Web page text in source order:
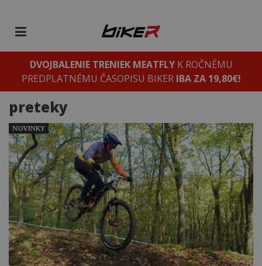
DVOJBALENIE TRENIEK MEATFLYK ROČNÉMU
PREDPLATNÉMU ČASOPISU BIKER IBA ZA 19,80€!
preteky
NOVINKY